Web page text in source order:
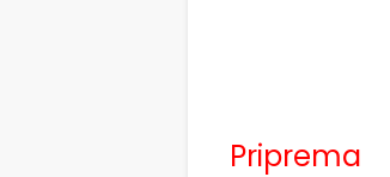
Priprema